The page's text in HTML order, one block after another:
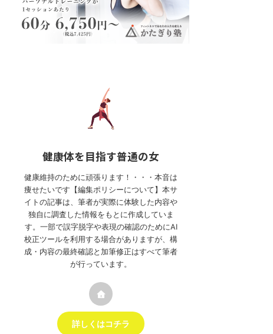
健康体を目指す普通の女
健康維持のために頑張ります！・・・本音は
痩せたいです【編集ポリシーについて】本サ
イトの記事は、筆者が実際に体験した内容や
独自に調査した情報をもとに作成していま
す。一部で誤字脱字や表現の確認のためにAI
校正ツールを利用する場合がありますが、構
成・内容の最終確認と加筆修正はすべて筆者
が行っています。
詳しくはコチラ